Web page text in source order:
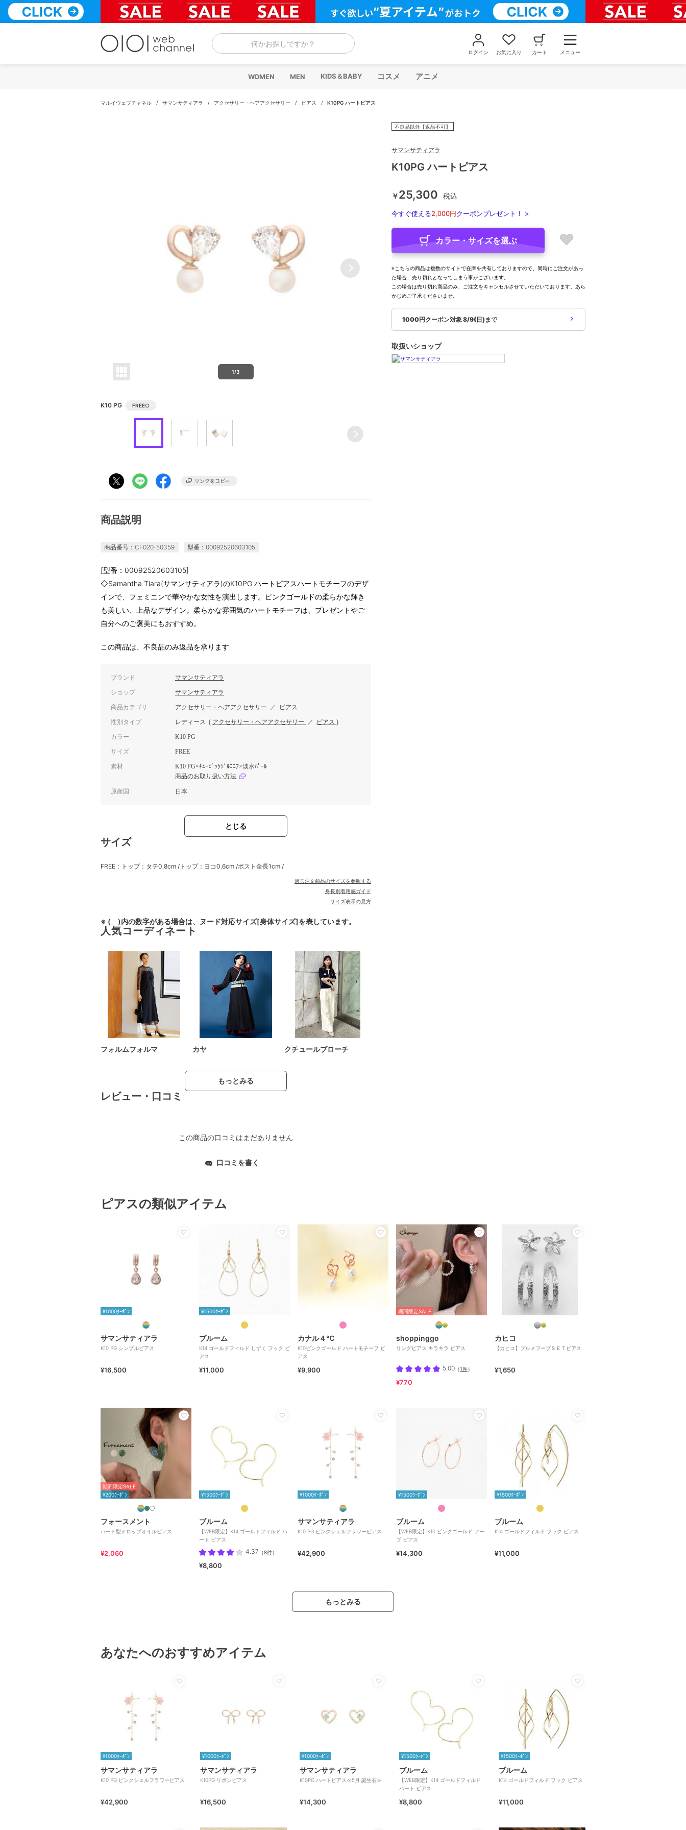
テ
何かお探しですか？
ログイン お気に入り カート メニュー
WOMEN MEN KIDS＆BABY コスメ アニメ
マルイウェブチャネル / サマンサティアラ / アクセサリー・ヘアアクセサリー / ピアス / K10PG ハートピアス
1/3
K10 PG FREE○
商品説明
商品番号：CF020-50359 型番：00092520603105
[型番：00092520603105]
◇Samantha Tiara(サマンサティアラ)のK10PG ハートピアスハートモチーフのデザ
インで、フェミニンで華やかな女性を演出します。ピンクゴールドの柔らかな輝き
も美しい、上品なデザイン。柔らかな雰囲気のハートモチーフは、プレゼントやご
自分へのご褒美にもおすすめ。
この商品は、不良品のみ返品を承ります
ブランド サマンサティアラ
ショップ サマンサティアラ
商品カテゴリ アクセサリー・ヘアアクセサリー ／ ピアス
性別タイプ レディース ( アクセサリー・ヘアアクセサリー ／ ピアス )
カラー K10 PG
サイズ FREE
素材
K10 PG×ｷｭｰﾋﾞｯｸｼﾞﾙｺﾆｱ×淡水ﾊﾟｰﾙ
商品のお取り扱い方法
原産国 日本
とじる
サイズ
FREE：トップ：タテ0.8cm /トップ：ヨコ0.6cm /ポスト全長1cm /
過去注文商品のサイズを参照する
身長別着用感ガイド
サイズ表示の見方
※ ( )内の数字がある場合は、ヌード対応サイズ[身体サイズ]を表しています。
人気コーディネート
フォルムフォルマ カヤ クチュールブローチ
もっとみる
レビュー・口コミ
この商品の口コミはまだありません
口コミを書く
不良品以外【返品不可】
サマンサティアラ
K10PG ハートピアス
￥25,300 税込
今すぐ使える2,000円クーポンプレゼント！ >
カラー・サイズを選ぶ
※こちらの商品は複数のサイトで在庫を共有しておりますので、同時にご注文があっ
た場合、売り切れとなってしまう事がございます。
この場合は売り切れ商品のみ、ご注文をキャンセルさせていただいております。あら
かじめご了承くださいませ。
1000円クーポン対象 8/9(日)まで
取扱いショップ
ピアスの類似アイテム
¥1000ｸｰﾎﾟﾝ
サマンサティアラ
K10 PG シンプルピアス
¥16,500
¥1500ｸｰﾎﾟﾝ
ブルーム
K14 ゴールドフィルド しずく フック ピ
アス
¥11,000
カナル４℃
K10ピンクゴールド ハートモチーフ ピ
アス
¥9,900
期間限定SALE
shoppinggo
リングピアス キラキラ ピアス
5.00 （1件）
¥770
カヒコ
【カヒコ】プルメフープＳＥＴピアス
¥1,650
期間限定SALE
¥200ｸｰﾎﾟﾝ
フォースメント
ハート型ドロップオイルピアス
¥2,060
¥1500ｸｰﾎﾟﾝ
ブルーム
【WEB限定】K14 ゴールドフィルド ハ
ート ピアス
4.37 （8件）
¥8,800
¥1000ｸｰﾎﾟﾝ
サマンサティアラ
K10 PG ピンクシェルフラワーピアス
¥42,900
¥1500ｸｰﾎﾟﾝ
ブルーム
【WEB限定】K10 ピンクゴールド フー
プ ピアス
¥14,300
¥1500ｸｰﾎﾟﾝ
ブルーム
K14 ゴールドフィルド フック ピアス
¥11,000
もっとみる
あなたへのおすすめアイテム
¥1000ｸｰﾎﾟﾝ
サマンサティアラ
K10 PG ピンクシェルフラワーピアス
¥42,900
¥1000ｸｰﾎﾟﾝ
サマンサティアラ
K10PG リボンピアス
¥16,500
¥1000ｸｰﾎﾟﾝ
サマンサティアラ
K10PG ハートピアス≪5月 誕生石≫
¥14,300
¥1500ｸｰﾎﾟﾝ
ブルーム
【WEB限定】K14 ゴールドフィルド
ハート ピアス
¥8,800
¥1500ｸｰﾎﾟﾝ
ブルーム
K14 ゴールドフィルド フック ピアス
¥11,000